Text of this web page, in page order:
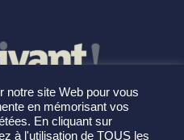
notre site Web pour vous
en mémorisant vos
En cliquant sur
à l'utilisation de TOUS les